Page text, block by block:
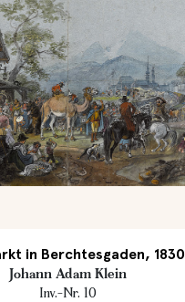
in Berchtesgaden, 1830
Johann Adam Klein
Inv.-Nr. 10